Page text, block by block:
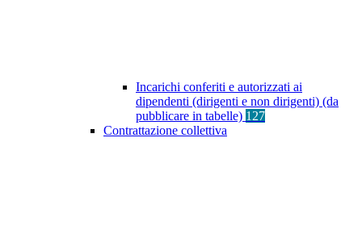
Incarichi conferiti e autorizzati ai
dipendenti (dirigenti e non dirigenti) (da
pubblicare in tabelle) 127
Contrattazione collettiva